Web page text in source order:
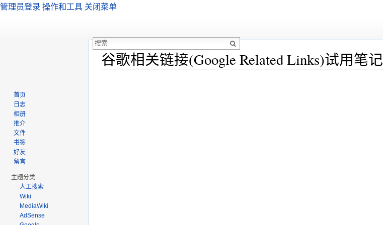
谷歌相关链接(Google Related Links)试用笔记
管理员登录 操作和工具 关闭菜单
首页
日志
相册
推介
文件
书签
好友
留言
主题分类
人工搜索
Wiki
MediaWiki
AdSense